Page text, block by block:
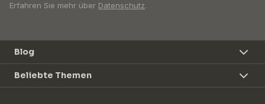
Erfahren Sie mehr über Datenschutz.
Blog
Beliebte Themen